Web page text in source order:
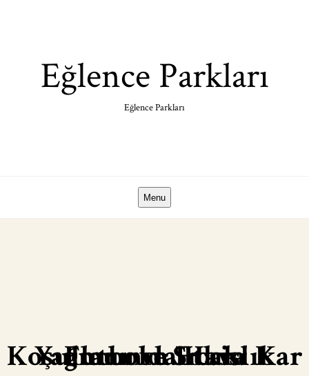
Eğlence Parkları
Eğlence Parkları
Menu
Futbolda Hava Koşullarının Etkisi Kar Yağmur ve Sıcaklık